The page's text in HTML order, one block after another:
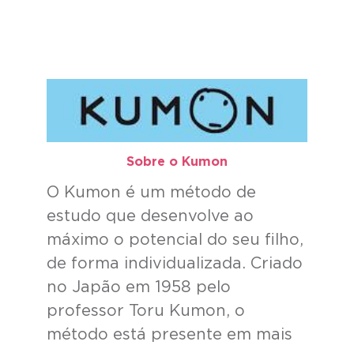
Sobre o Kumon​
O Kumon é um método de
estudo que desenvolve ao
máximo o potencial do seu filho,
de forma individualizada. Criado
no Japão em 1958 pelo
professor Toru Kumon, o
método está presente em mais